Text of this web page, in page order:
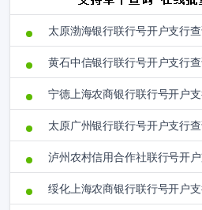
太原渤海银行联行号开户支行
黄石中信银行联行号开户支行
宁德上海农商银行联行号开户
太原广州银行联行号开户支行
泸州农村信用合作社联行号开
绥化上海农商银行联行号开户